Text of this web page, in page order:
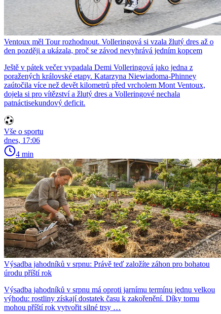
Ventoux měl Tour rozhodnout. Volleringová si vzala žlutý dres až o
den později a ukázala, proč se závod nevyhrává jedním kopcem
Ještě v pátek večer vypadala Demi Volleringová jako jedna z
poražených královské etapy. Katarzyna Niewiadoma-Phinney
zaútočila více než devět kilometrů před vrcholem Mont Ventoux,
dojela si pro vítězství a žlutý dres a Volleringové nechala
patnáctisekundový deficit.
Vše o sportu
dnes, 17:06
4 min
Výsadba jahodníků v srpnu: Právě teď založíte záhon pro bohatou
úrodu příští rok
Výsadba jahodníků v srpnu má oproti jarnímu termínu jednu velkou
výhodu: rostliny získají dostatek času k zakořenění. Díky tomu
mohou příští rok vytvořit silné trsy …